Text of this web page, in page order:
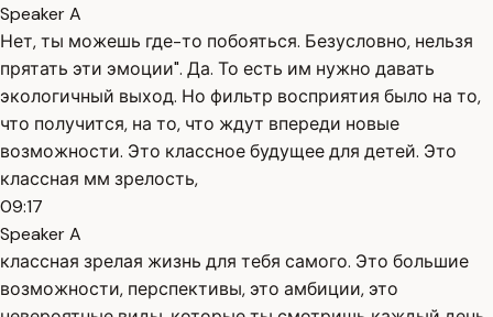
Speaker A
Нет, ты можешь где-то побояться. Безусловно, нельзя
прятать эти эмоции". Да. То есть им нужно давать
экологичный выход. Но фильтр восприятия было на то,
что получится, на то, что ждут впереди новые
возможности. Это классное будущее для детей. Это
классная мм зрелость,
09:17
Speaker A
классная зрелая жизнь для тебя самого. Это большие
возможности, перспективы, это амбиции, это